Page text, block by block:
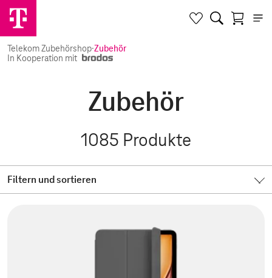
Telekom Zubehörshop·Zubehör
In Kooperation mit
Zubehör
1085 Produkte
Filtern und sortieren